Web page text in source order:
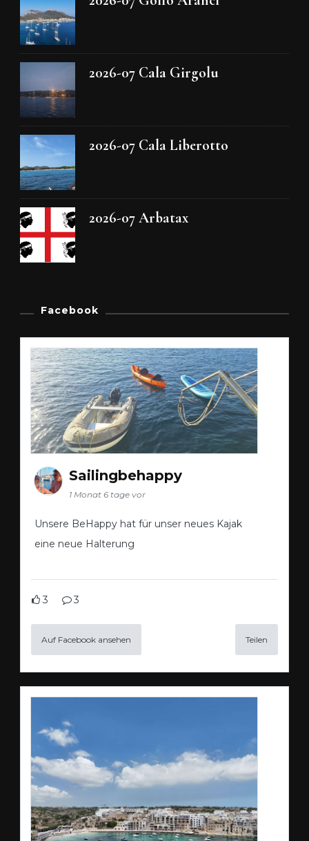
2026-07 Cala Girgolu
2026-07 Cala Liberotto
2026-07 Arbatax
Facebook
Sailingbehappy
1 Monat 6 tage vor
Unsere BeHappy hat für unser neues Kajak
eine neue Halterung
3 3
Auf Facebook ansehen Teilen